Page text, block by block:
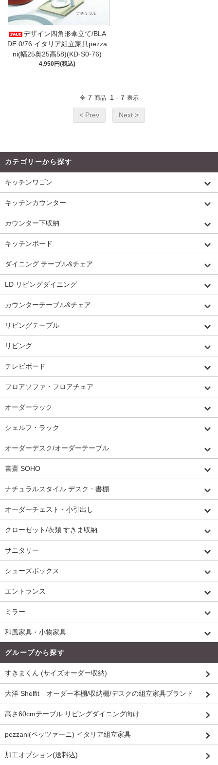
デザイン四角形傘立て/BLA
DE 0/76 イタリア組立家具pezza
ni(幅25奥25高58)(KD-S0-76)
4,950円(税込)
全 7 商品 1 - 7 表示
< Prev Next >
カテゴリーから探す
キッチンワゴン
キッチンカウンター
カウンター下収納
キッチンボード
ダイニング テーブル&チェア
LD リビングダイニング
カウンターテーブル&チェア
リビングテーブル
リビング
テレビボード
フロアソファ・フロアチェア
オーダーラック
シェルフ・ラック
オーダーデスク/オーダーテーブル
書斎 SOHO
ナチュラルスタイル デスク・書棚
オーダーチェスト・小引出し
クローゼット/衣類 すきま収納
サニタリー
シューズボックス
エントランス
ミラー
和風家具・小物家具
グループから探す
すきまくん (サイズオーダー収納)
大洋 Shelfit オーダー本棚/収納棚/デスクの組立家具ブランド
高さ60cmテーブル リビングダイニング向け
pezzani(ペッツァーニ) イタリア組立家具
加工オプション(送料込)